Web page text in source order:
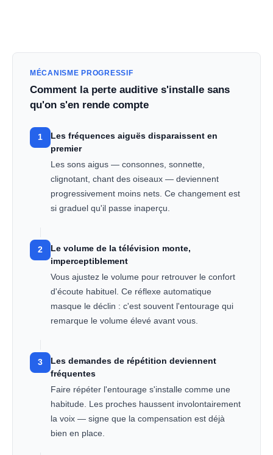
MÉCANISME PROGRESSIF
Comment la perte auditive s'installe sans
qu'on s'en rende compte
1
Les fréquences aiguës disparaissent en
premier
Les sons aigus — consonnes, sonnette,
clignotant, chant des oiseaux — deviennent
progressivement moins nets. Ce changement est
si graduel qu'il passe inaperçu.
2
Le volume de la télévision monte,
imperceptiblement
Vous ajustez le volume pour retrouver le confort
d'écoute habituel. Ce réflexe automatique
masque le déclin : c'est souvent l'entourage qui
remarque le volume élevé avant vous.
3
Les demandes de répétition deviennent
fréquentes
Faire répéter l'entourage s'installe comme une
habitude. Les proches haussent involontairement
la voix — signe que la compensation est déjà
bien en place.